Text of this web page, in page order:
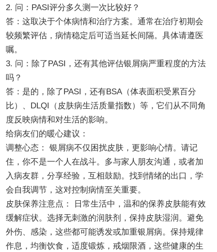
2. 问：PASI评分多久测一次比较好？
答：这取决于个体病情和治疗方案。通常在治疗初期会
较频繁评估，病情稳定后可适当延长间隔。具体请遵医
嘱。
3. 问：除了PASI，还有其他评估银屑病严重程度的方法
吗？
答：是的，除了PASI，还有BSA（体表面积受累百分
比）、DLQI（皮肤病生活质量指数）等，它们从不同角
度反映病情和对生活的影响。
给病友们的暖心建议：
调整心态： 银屑病不仅困扰皮肤，更影响心情。请记
住，你不是一个人在战斗。多与家人朋友沟通，或者加
入病友群，分享经验，互相鼓励。找到情绪的出口，学
会自我调节，这对控制病情至关重要。
皮肤保养注意点： 日常生活中，温和的保养皮肤能有效
缓解症状。选择无刺激的润肤剂，保持皮肤湿润。避免
外伤、感染，这些都可能诱发或加重银屑病。保持规律
作息，均衡饮食，适度锻炼，戒烟限酒，这些健康的生